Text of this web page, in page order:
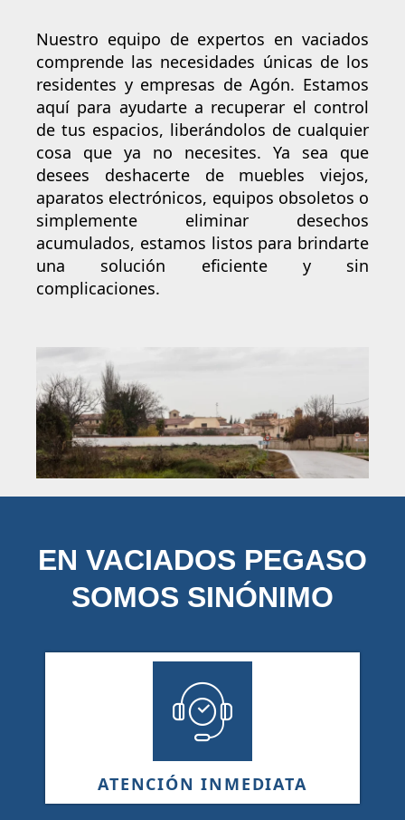
Nuestro equipo de expertos en vaciados
comprende las necesidades únicas de los
residentes y empresas de Agón. Estamos
aquí para ayudarte a recuperar el control
de tus espacios, liberándolos de cualquier
cosa que ya no necesites. Ya sea que
desees deshacerte de muebles viejos,
aparatos electrónicos, equipos obsoletos o
simplemente eliminar desechos
acumulados, estamos listos para brindarte
una solución eficiente y sin
complicaciones.
EN VACIADOS PEGASO
SOMOS SINÓNIMO
ATENCIÓN INMEDIATA